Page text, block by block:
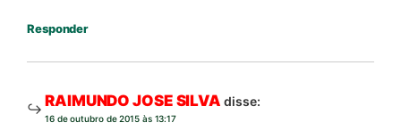
Responder
RAIMUNDO JOSE SILVA disse:
16 de outubro de 2015 às 13:17